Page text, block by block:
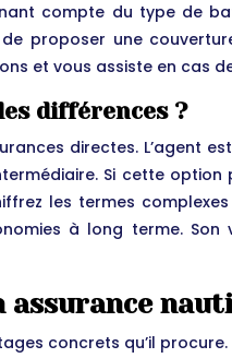
compte du type de
proposer une
et vous assiste en cas
différences ?
directes. L’agent
Si cette
les termes
à long terme.
concrets qu’il procure.